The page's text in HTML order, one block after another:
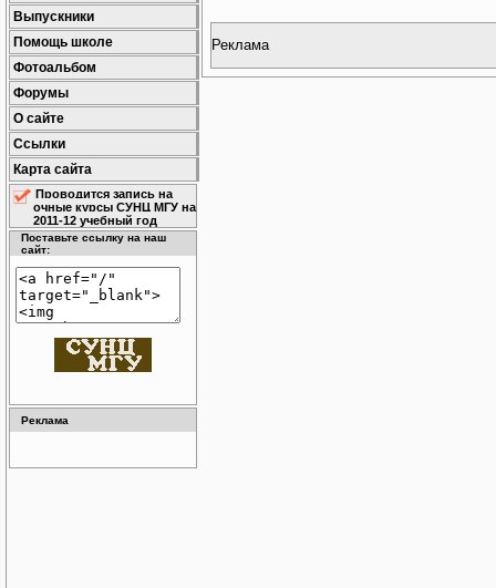
Выпускники
Помощь школе
Фотоальбом
Форумы
О сайте
Ссылки
Карта сайта
Проводится запись на
очные курсы СУНЦ МГУ на
2011-12 учебный год
Поставьте ссылку на наш
сайт:
Реклама
Реклама